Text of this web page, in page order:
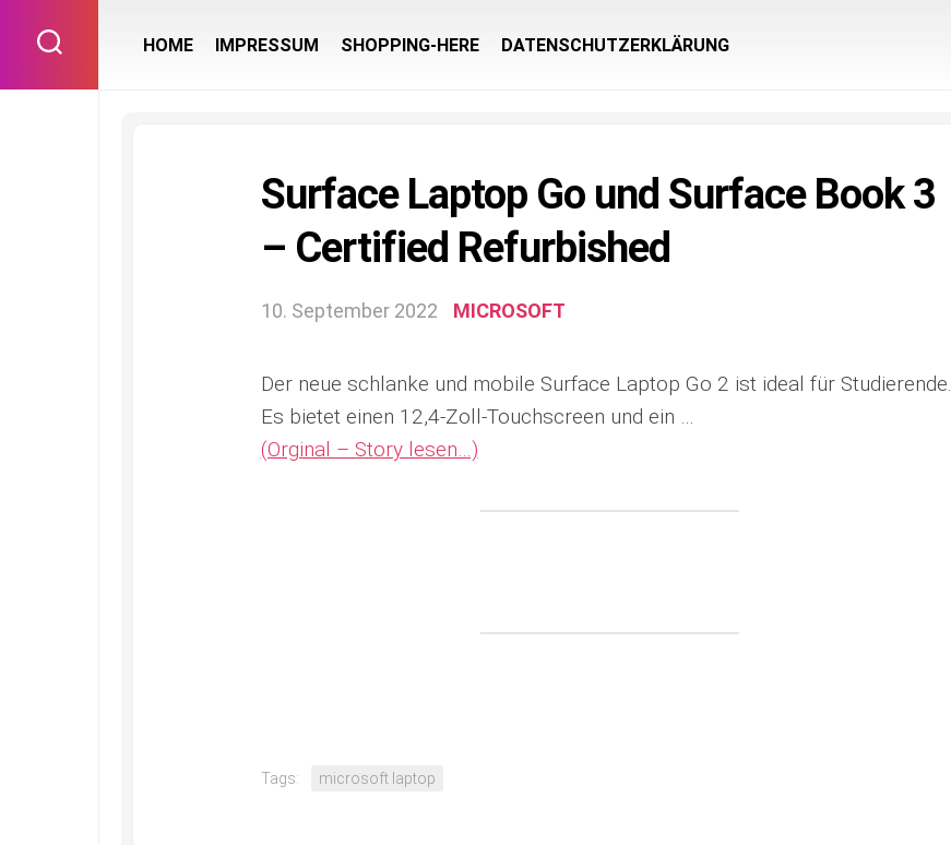
content
HOME IMPRESSUM SHOPPING-HERE DATENSCHUTZERKLÄRUNG
Surface Laptop Go und Surface Book 3
– Certified Refurbished
10. September 2022 MICROSOFT
Der neue schlanke und mobile Surface Laptop Go 2 ist ideal für Studierende.
Es bietet einen 12,4-Zoll-Touchscreen und ein …
(Orginal – Story lesen…)
Tags: microsoft laptop